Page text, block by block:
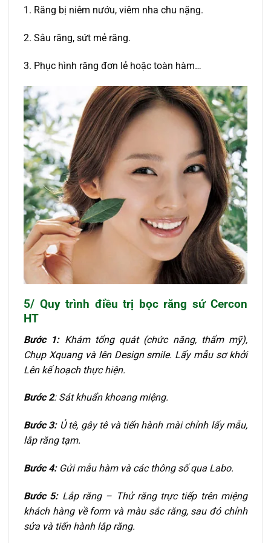
1. Răng bị niêm nướu, viêm nha chu nặng.
2. Sâu răng, sứt mẻ răng.
3. Phục hình răng đơn lẻ hoặc toàn hàm…
5/ Quy trình điều trị bọc răng sứ Cercon
HT
Bước 1:Khám tổng quát (chức năng, thẩm mỹ),
Chụp Xquang và lên Design smile. Lấy mẫu sơ khởi
Lên kế hoạch thực hiện.
Bước 2: Sát khuẩn khoang miệng.
Bước 3:Ủ tê, gây tê và tiến hành mài chỉnh lấy mẫu,
lắp răng tạm.
Bước 4:Gửi mẫu hàm và các thông số qua Labo.
Bước 5:Lắp răng – Thử răng trực tiếp trên miệng
khách hàng về form và màu sắc răng, sau đó chỉnh
sửa và tiến hành lắp răng.